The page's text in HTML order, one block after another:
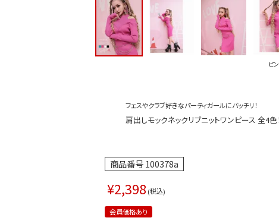
ピ
フェスやクラブ好きなパーティガールにバッチリ！
肩出しモックネックリブニットワンピース 全4
商品番号100378a
¥2,398 税込
会員価格あり